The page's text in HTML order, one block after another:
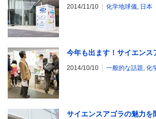
2014/11/10 化学地球儀, 日本
今年も出ます！サイエンス
2014/10/10 一般的な話題, 化
サイエンスアゴラの魅力を